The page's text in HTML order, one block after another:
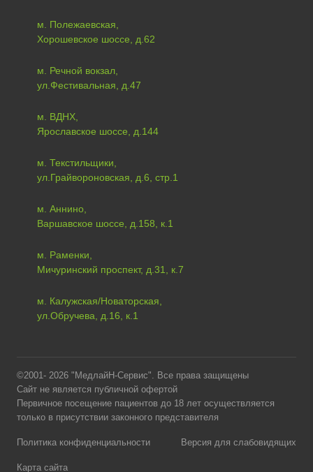
м. Полежаевская,
Хорошевское шоссе, д.62
м. Речной вокзал,
ул.Фестивальная, д.47
м. ВДНХ,
Ярославское шоссе, д.144
м. Текстильщики,
ул.Грайвороновская, д.6, стр.1
м. Аннино,
Варшавское шоссе, д.158, к.1
м. Раменки,
Мичуринский проспект, д.31, к.7
м. Калужская/Новаторская,
ул.Обручева, д.16, к.1
©2001- 2026 "МедлайН-Сервис". Все права защищены
Сайт не является публичной офертой
Первичное посещение пациентов до 18 лет осуществляется
только в присутствии законного представителя
Политика конфиденциальности Версия для слабовидящих
Карта сайта